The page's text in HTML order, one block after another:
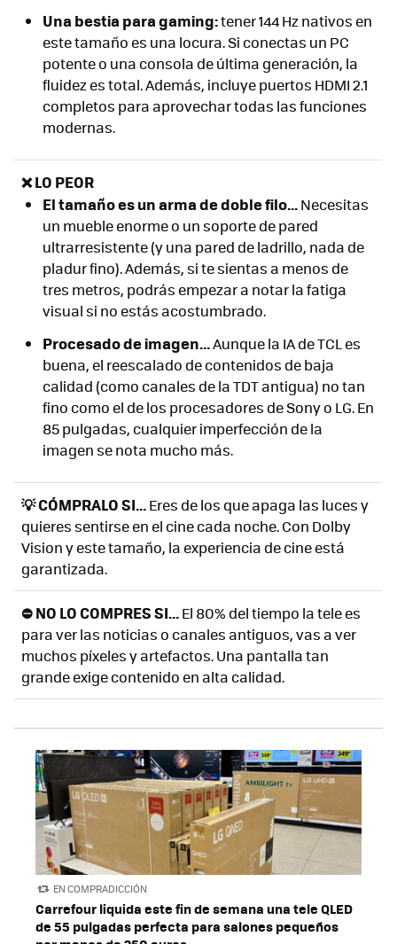
Una bestia para gaming:tener 144 Hz nativos en
este tamaño es una locura. Si conectas un PC
potente o una consola de última generación, la
fluidez es total. Además, incluye puertos HDMI 2.1
completos para aprovechar todas las funciones
modernas.
❌ LO PEOR
El tamaño es un arma de doble filo...Necesitas
un mueble enorme o un soporte de pared
ultrarresistente (y una pared de ladrillo, nada de
pladur fino). Además, si te sientas a menos de
tres metros, podrás empezar a notar la fatiga
visual si no estás acostumbrado.
Procesado de imagen...Aunque la IA de TCL es
buena, el reescalado de contenidos de baja
calidad (como canales de la TDT antigua) no tan
fino como el de los procesadores de Sony o LG. En
85 pulgadas, cualquier imperfección de la
imagen se nota mucho más.
💡 CÓMPRALO SI...Eres de los que apaga las luces y
quieres sentirse en el cine cada noche. Con Dolby
Vision y este tamaño, la experiencia de cine está
garantizada.
⛔ NO LO COMPRES SI...El 80% del tiempo la tele es
para ver las noticias o canales antiguos, vas a ver
muchos píxeles y artefactos. Una pantalla tan
grande exige contenido en alta calidad.
EN COMPRADICCIÓN
Carrefour liquida este fin de semana una tele QLED
de 55 pulgadas perfecta para salones pequeños